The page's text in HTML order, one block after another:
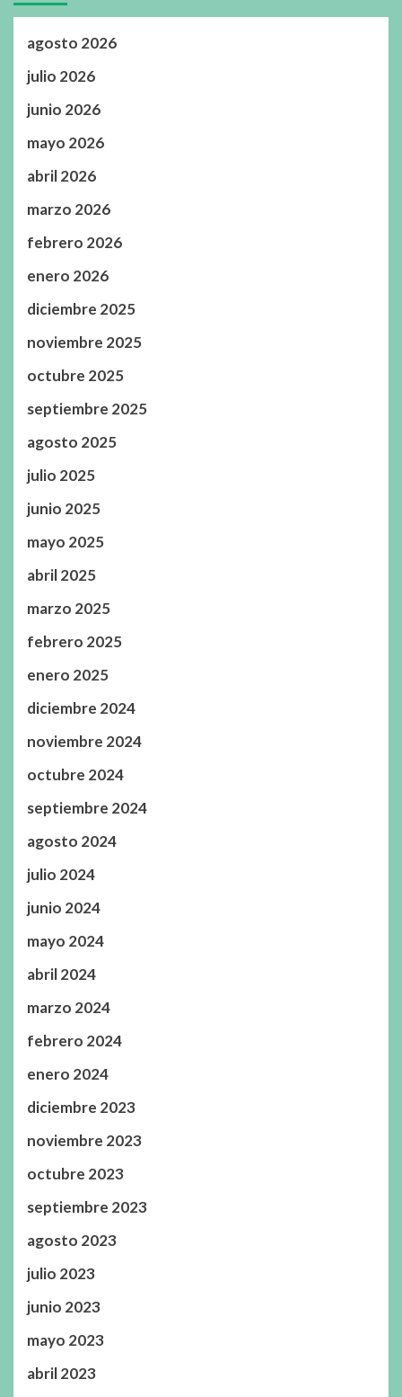
agosto 2026
julio 2026
junio 2026
mayo 2026
abril 2026
marzo 2026
febrero 2026
enero 2026
diciembre 2025
noviembre 2025
octubre 2025
septiembre 2025
agosto 2025
julio 2025
junio 2025
mayo 2025
abril 2025
marzo 2025
febrero 2025
enero 2025
diciembre 2024
noviembre 2024
octubre 2024
septiembre 2024
agosto 2024
julio 2024
junio 2024
mayo 2024
abril 2024
marzo 2024
febrero 2024
enero 2024
diciembre 2023
noviembre 2023
octubre 2023
septiembre 2023
agosto 2023
julio 2023
junio 2023
mayo 2023
abril 2023